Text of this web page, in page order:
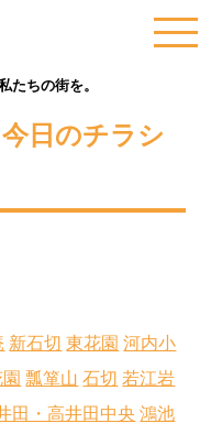
たちの街を。
日のチラシ
新石切 東花園 河内小
瓢箪山 石切 若江岩
田・高井田中央 鴻池